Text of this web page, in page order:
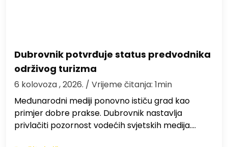
Dubrovnik potvrđuje status predvodnika
održivog turizma
6 kolovoza , 2026. / Vrijeme čitanja: 1min
Međunarodni mediji ponovno ističu grad kao
primjer dobre prakse. Dubrovnik nastavlja
privlačiti pozornost vodećih svjetskih medija.…